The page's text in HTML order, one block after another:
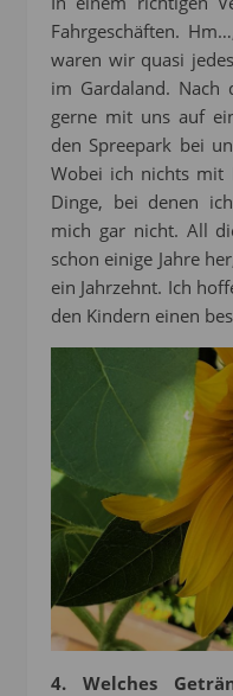
Fahrgeschäften.
waren wir quasi
im Gardaland. Nach
gerne mit uns auf
den Spreepark bei
Wobei ich nichts mit
Dinge, bei denen
mich gar nicht. All
schon einige Jahre
ein Jahrzehnt. Ich
den Kindern einen
4. Welches